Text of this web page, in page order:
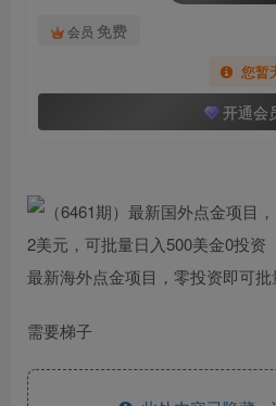
会员 免费
您暂
开通会
最新海外点金项目，零投资即可
需要梯子